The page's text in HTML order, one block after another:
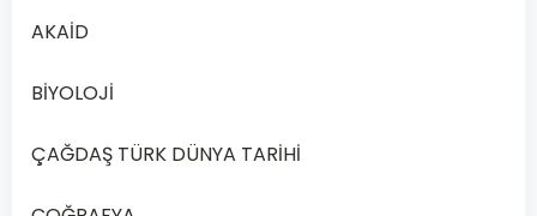
2020
1.
Açık
AKAİD
BİYOLOJİ
ÇAĞDAŞ TÜRK DÜNYA TARİHİ